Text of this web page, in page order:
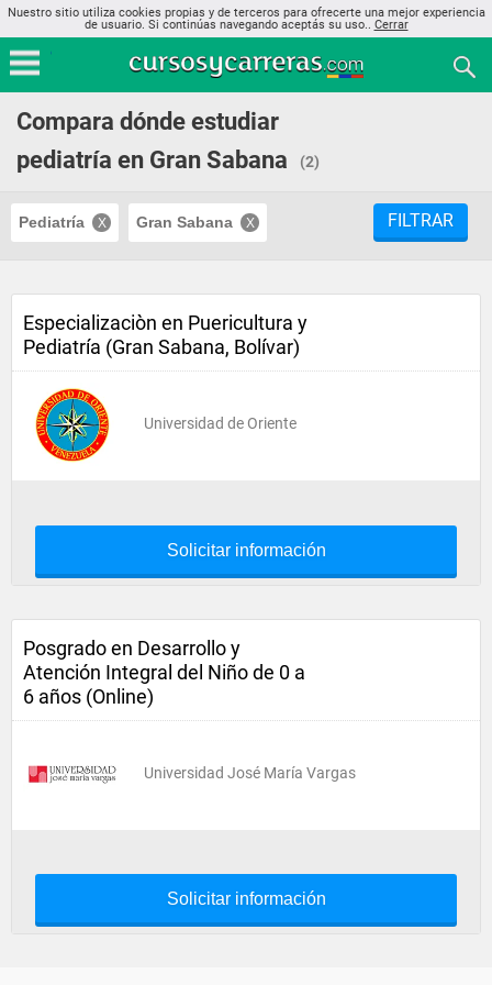
Nuestro sitio utiliza cookies propias y de terceros para ofrecerte una mejor experiencia
de usuario. Si continúas navegando aceptás su uso.. Cerrar
Compara dónde estudiar
pediatría en Gran Sabana
(2)
Pediatría Gran Sabana FILTRAR
Especializaciòn en Puericultura y
Pediatría (Gran Sabana, Bolívar)
Universidad de Oriente
Solicitar información
Posgrado en Desarrollo y
Atención Integral del Niño de 0 a
6 años (Online)
Universidad José María Vargas
Solicitar información